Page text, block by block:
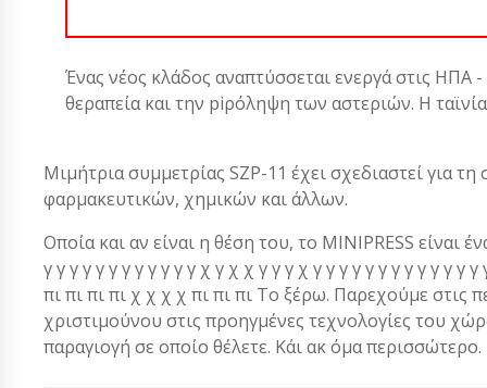
Ένας νέος κλάδος αναπτύσσεται ενεργά στις ΗΠΑ -
θεραπεία και την piρόληψη των αστεριών. Η
Μιμήτρια συμμετρίας SZP-11 έχει σχεδιαστεί για
φαρμακευτικών, χημικών και άλλων.
Οποία και αν είναι η θέση του, το MINIPRESS είναι
γ γ γ γ γ γ γ γ γ γ γ γ χ γ χ χ γ γ γ χ γ γ γ γ γ γ γ γ γ γ
πι πι πι πι χ χ χ χ πι πι πι Το ξέρω. Παρεχούμε στις
χριστιμούνου στις προηγμένες τεχνολογίες του
παραγιογή σε οποίο θέλετε. Κάι ακ όμα περισσώτερο.